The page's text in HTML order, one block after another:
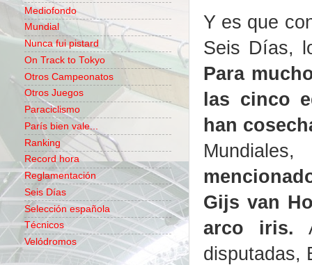
Y es que
Seis Días,
Para
las cinco
han
Gijs van
arco iris.
disputadas,
Mediofondo
Mundial
Nunca fui pistard
On Track to Tokyo
Otros Campeonatos
Otros Juegos
Paraciclismo
París bien vale...
Ranking
Record hora
Reglamentación
Seis Días
Selección española
Técnicos
Velódromos